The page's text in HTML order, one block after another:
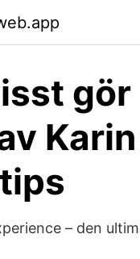
gör
– den